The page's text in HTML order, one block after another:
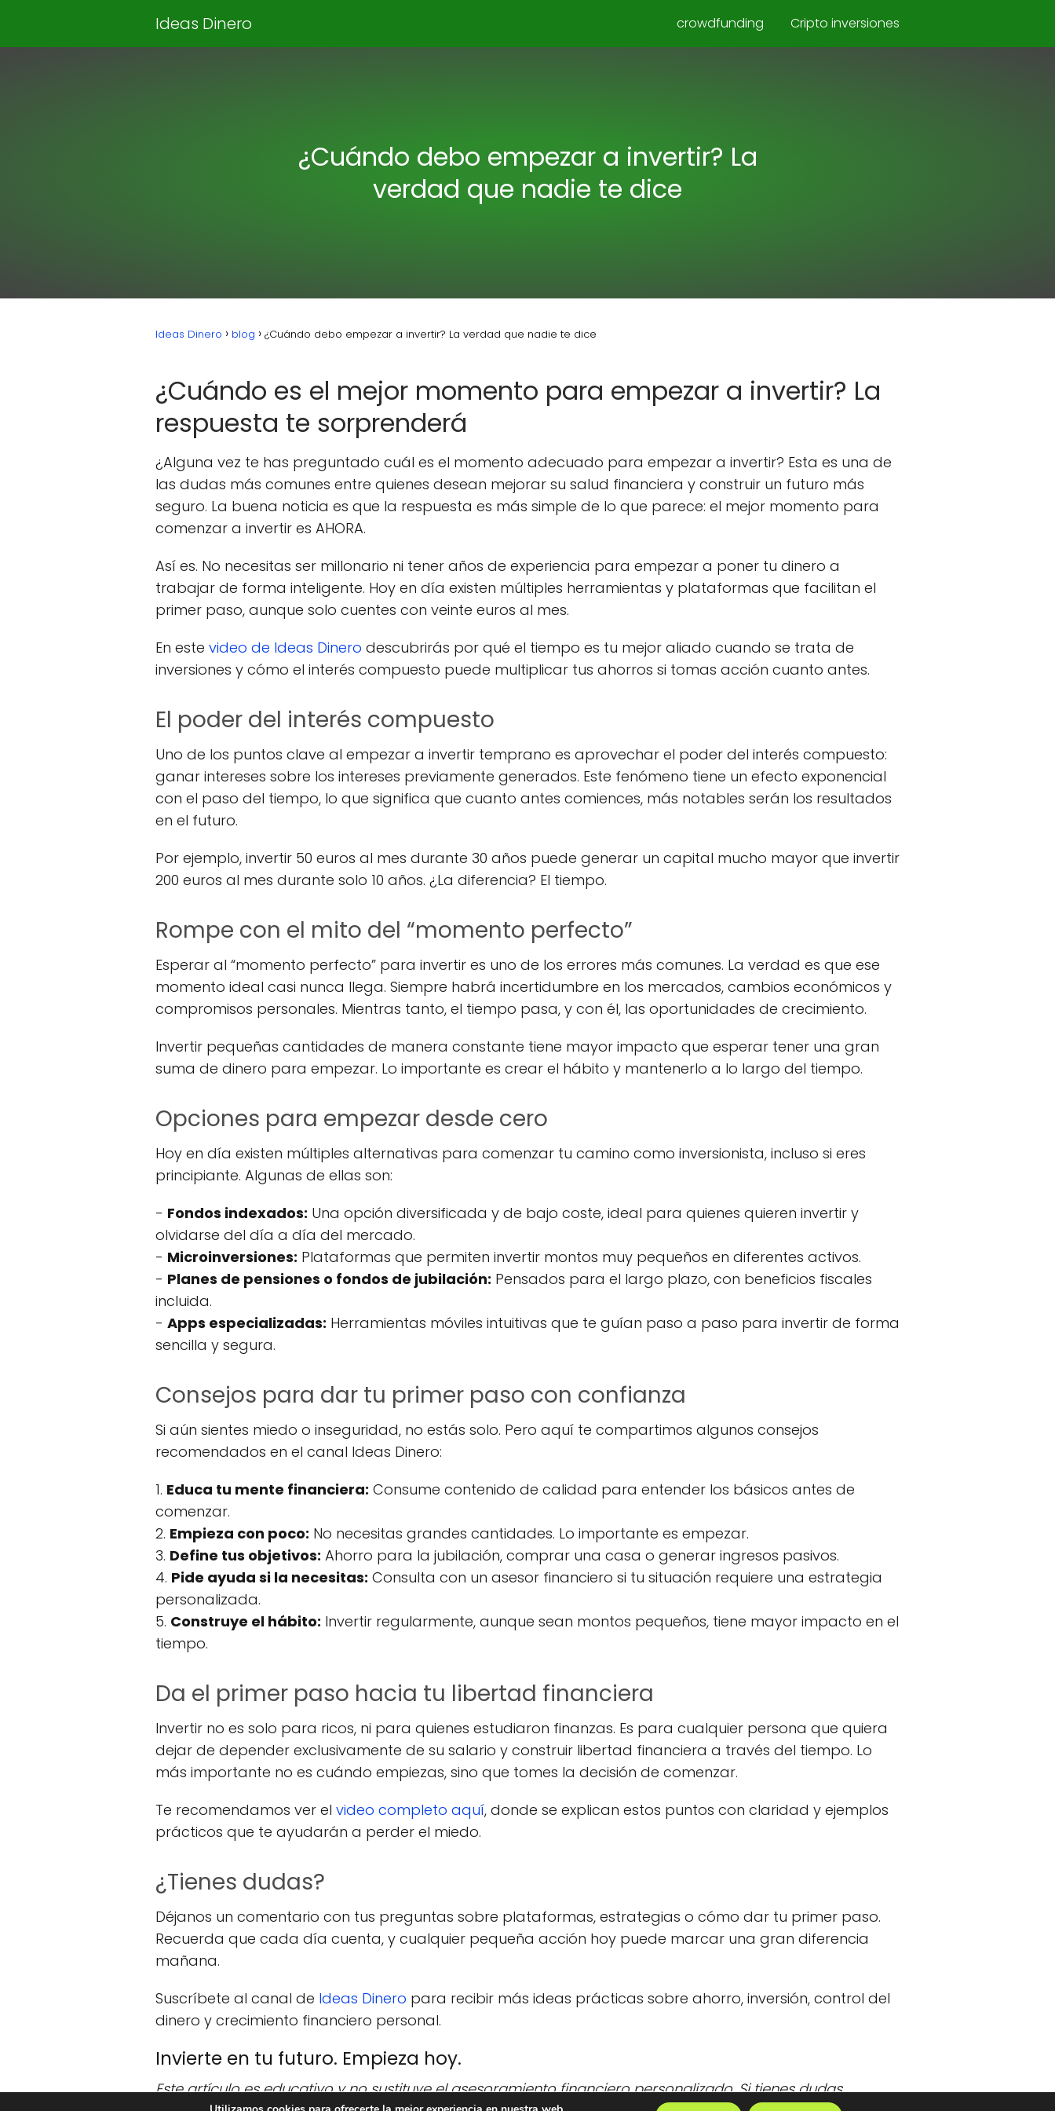
Ideas Dinero crowdfunding Cripto inversiones
¿Cuándo debo empezar a invertir? La
verdad que nadie te dice
Ideas Dinero blog ¿Cuándo debo empezar a invertir? La verdad que nadie te dice
¿Cuándo es el mejor momento para empezar a invertir? La
respuesta te sorprenderá
¿Alguna vez te has preguntado cuál es el momento adecuado para empezar a invertir? Esta es una de
las dudas más comunes entre quienes desean mejorar su salud financiera y construir un futuro más
seguro. La buena noticia es que la respuesta es más simple de lo que parece: el mejor momento para
comenzar a invertir es AHORA.
Así es. No necesitas ser millonario ni tener años de experiencia para empezar a poner tu dinero a
trabajar de forma inteligente. Hoy en día existen múltiples herramientas y plataformas que facilitan el
primer paso, aunque solo cuentes con veinte euros al mes.
En este video de Ideas Dinero descubrirás por qué el tiempo es tu mejor aliado cuando se trata de
inversiones y cómo el interés compuesto puede multiplicar tus ahorros si tomas acción cuanto antes.
El poder del interés compuesto
Uno de los puntos clave al empezar a invertir temprano es aprovechar el poder del interés compuesto:
ganar intereses sobre los intereses previamente generados. Este fenómeno tiene un efecto exponencial
con el paso del tiempo, lo que significa que cuanto antes comiences, más notables serán los resultados
en el futuro.
Por ejemplo, invertir 50 euros al mes durante 30 años puede generar un capital mucho mayor que invertir
200 euros al mes durante solo 10 años. ¿La diferencia? El tiempo.
Rompe con el mito del “momento perfecto”
Esperar al “momento perfecto” para invertir es uno de los errores más comunes. La verdad es que ese
momento ideal casi nunca llega. Siempre habrá incertidumbre en los mercados, cambios económicos y
compromisos personales. Mientras tanto, el tiempo pasa, y con él, las oportunidades de crecimiento.
Invertir pequeñas cantidades de manera constante tiene mayor impacto que esperar tener una gran
suma de dinero para empezar. Lo importante es crear el hábito y mantenerlo a lo largo del tiempo.
Opciones para empezar desde cero
Hoy en día existen múltiples alternativas para comenzar tu camino como inversionista, incluso si eres
principiante. Algunas de ellas son:
- Fondos indexados: Una opción diversificada y de bajo coste, ideal para quienes quieren invertir y
olvidarse del día a día del mercado.
- Microinversiones: Plataformas que permiten invertir montos muy pequeños en diferentes activos.
- Planes de pensiones o fondos de jubilación: Pensados para el largo plazo, con beneficios fiscales
incluida.
- Apps especializadas: Herramientas móviles intuitivas que te guían paso a paso para invertir de forma
sencilla y segura.
Consejos para dar tu primer paso con confianza
Si aún sientes miedo o inseguridad, no estás solo. Pero aquí te compartimos algunos consejos
recomendados en el canal Ideas Dinero:
1. Educa tu mente financiera: Consume contenido de calidad para entender los básicos antes de
comenzar.
2. Empieza con poco: No necesitas grandes cantidades. Lo importante es empezar.
3. Define tus objetivos: Ahorro para la jubilación, comprar una casa o generar ingresos pasivos.
4. Pide ayuda si la necesitas: Consulta con un asesor financiero si tu situación requiere una estrategia
personalizada.
5. Construye el hábito: Invertir regularmente, aunque sean montos pequeños, tiene mayor impacto en el
tiempo.
Da el primer paso hacia tu libertad financiera
Invertir no es solo para ricos, ni para quienes estudiaron finanzas. Es para cualquier persona que quiera
dejar de depender exclusivamente de su salario y construir libertad financiera a través del tiempo. Lo
más importante no es cuándo empiezas, sino que tomes la decisión de comenzar.
Te recomendamos ver el video completo aquí, donde se explican estos puntos con claridad y ejemplos
prácticos que te ayudarán a perder el miedo.
¿Tienes dudas?
Déjanos un comentario con tus preguntas sobre plataformas, estrategias o cómo dar tu primer paso.
Recuerda que cada día cuenta, y cualquier pequeña acción hoy puede marcar una gran diferencia
mañana.
Suscríbete al canal de Ideas Dinero para recibir más ideas prácticas sobre ahorro, inversión, control del
dinero y crecimiento financiero personal.
Invierte en tu futuro. Empieza hoy.
Este artículo es educativo y no sustituye el asesoramiento financiero personalizado. Si tienes dudas